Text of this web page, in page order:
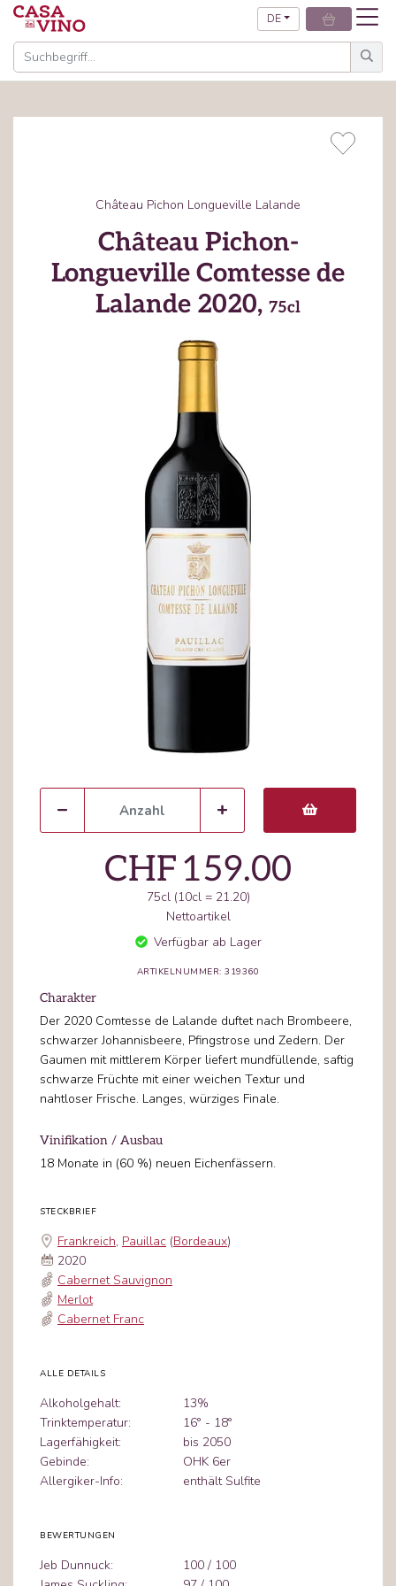
DE
Château Pichon Longueville Lalande
Château Pichon-
Longueville Comtesse de
Lalande 2020, 75cl
CHF159.00
75cl (10cl = 21.20)
Nettoartikel
Verfügbar ab Lager
ARTIKELNUMMER: 319360
Charakter
Der 2020 Comtesse de Lalande duftet nach Brombeere,
schwarzer Johannisbeere, Pfingstrose und Zedern. Der
Gaumen mit mittlerem Körper liefert mundfüllende, saftig
schwarze Früchte mit einer weichen Textur und
nahtloser Frische. Langes, würziges Finale.
Vinifikation / Ausbau
18 Monate in (60 %) neuen Eichenfässern.
STECKBRIEF
Frankreich, Pauillac (Bordeaux)
2020
Cabernet Sauvignon
Merlot
Cabernet Franc
ALLE DETAILS
Alkoholgehalt:
13%
Trinktemperatur:
16° - 18°
Lagerfähigkeit:
bis 2050
Gebinde:
OHK 6er
Allergiker-Info:
enthält Sulfite
BEWERTUNGEN
Jeb Dunnuck:
100 / 100